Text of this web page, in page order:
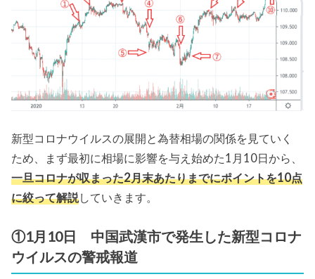
新型コロナウイルスの展開と為替相場の関係を見ていく
ため、まず最初に相場に影響を与え始めた1月10日から、
一旦コロナが収まった2月末あたりまでにポイントを10点
に絞って解説していきます。
①1月10日 中国武漢市で発生した新型コロナ
ウイルスの警戒報道